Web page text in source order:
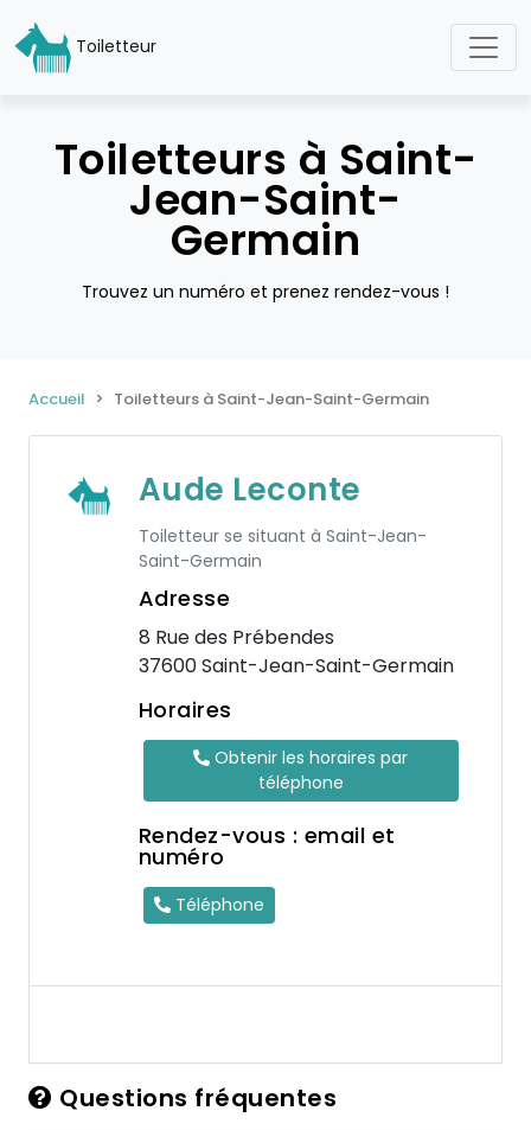
Toiletteur
Toiletteurs à Saint-
Jean-Saint-
Germain
Trouvez un numéro et prenez rendez-vous !
Accueil Toiletteurs à Saint-Jean-Saint-Germain
Aude Leconte
Toiletteur se situant à Saint-Jean-
Saint-Germain
Adresse
8 Rue des Prébendes
37600 Saint-Jean-Saint-Germain
Horaires
Obtenir les horaires par
téléphone
Rendez-vous : email et
numéro
Téléphone
Questions fréquentes